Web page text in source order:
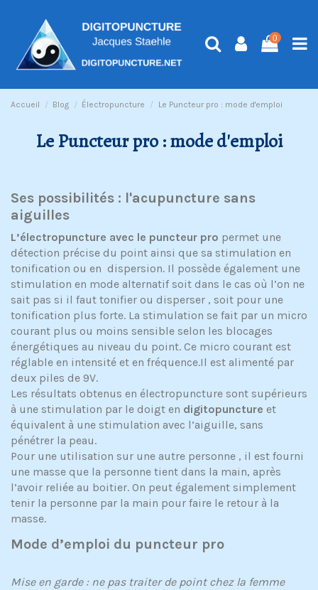
0
Accueil Blog Électropuncture Le Puncteur pro : mode d'emploi
Le Puncteur pro : mode d'emploi
Ses possibilités : l'acupuncture sans
aiguilles
L’électropuncture avec le puncteur pro permet une
détection précise du point ainsi que sa stimulation en
tonification ou en dispersion. Il possède également une
stimulation en mode alternatif soit dans le cas où l’on ne
sait pas si il faut tonifier ou disperser , soit pour une
tonification plus forte. La stimulation se fait par un micro
courant plus ou moins sensible selon les blocages
énergétiques au niveau du point. Ce micro courant est
réglable en intensité et en fréquence.Il est alimenté par
deux piles de 9V.
Les résultats obtenus en électropuncture sont supérieurs
à une stimulation par le doigt en digitopuncture et
équivalent à une stimulation avec l’aiguille, sans
pénétrer la peau.
Pour une utilisation sur une autre personne , il est fourni
une masse que la personne tient dans la main, après
l’avoir reliée au boitier. On peut également simplement
tenir la personne par la main pour faire le retour à la
masse.
Mode d’emploi du puncteur pro
Mise en garde : ne pas traiter de point chez la femme